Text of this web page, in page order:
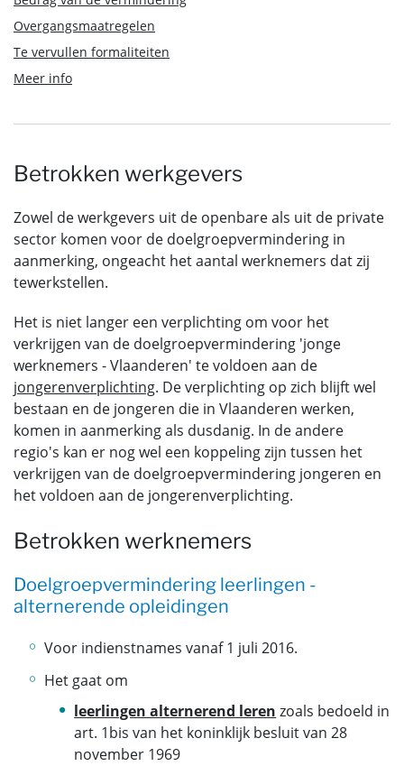
Overgangsmaatregelen
Te vervullen formaliteiten
Meer info
Betrokken werkgevers
Zowel de werkgevers uit de openbare als uit de private
sector komen voor de doelgroepvermindering in
aanmerking, ongeacht het aantal werknemers dat zij
tewerkstellen.
Het is niet langer een verplichting om voor het
verkrijgen van de doelgroepvermindering 'jonge
werknemers - Vlaanderen' te voldoen aan de
jongerenverplichting. De verplichting op zich blijft wel
bestaan en de jongeren die in Vlaanderen werken,
komen in aanmerking als dusdanig. In de andere
regio's kan er nog wel een koppeling zijn tussen het
verkrijgen van de doelgroepvermindering jongeren en
het voldoen aan de jongerenverplichting.
Betrokken werknemers
Doelgroepvermindering leerlingen -
alternerende opleidingen
Voor indienstnames vanaf 1 juli 2016.
Het gaat om
leerlingen alternerend leren zoals bedoeld in
art. 1bis van het koninklijk besluit van 28
november 1969